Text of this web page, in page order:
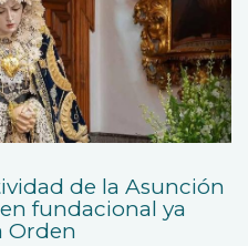
de la Asunción
fundacional ya
Orden